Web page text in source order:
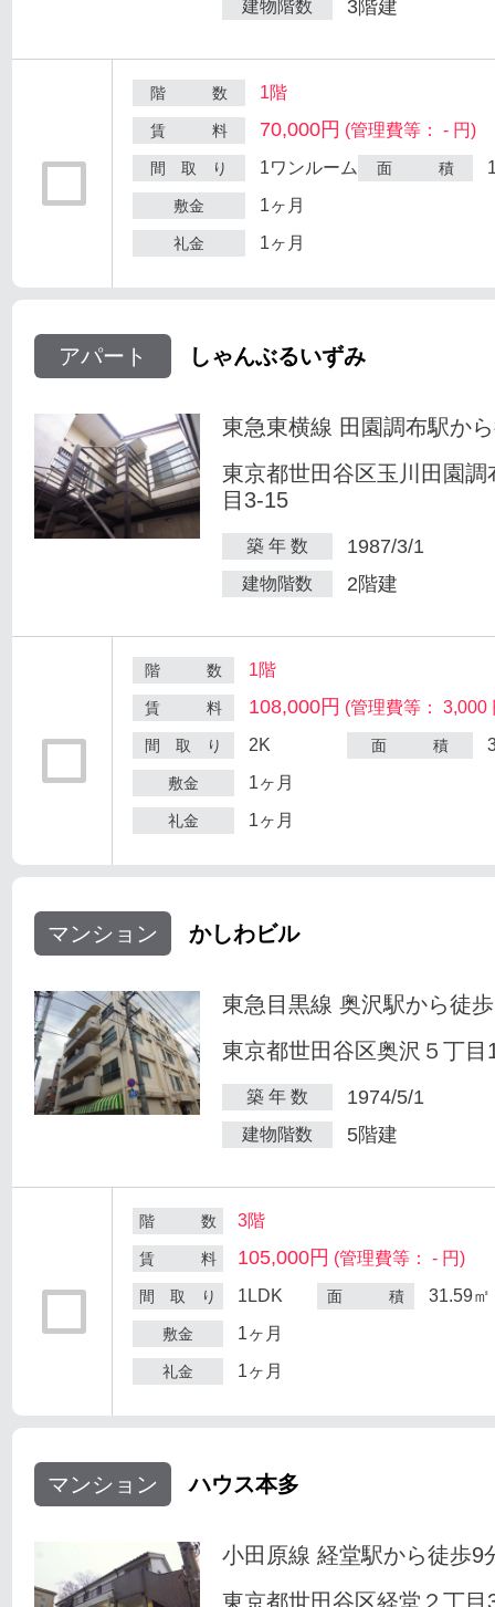
建物階数 3階建
階 数 1階
賃 料 70,000円 (管理費等： - 円)
間 取 り 1ワンルーム 面 積
敷金 1ヶ月
礼金 1ヶ月
アパート しゃんぶるいずみ
東急東横線 田園調布駅か
東京都世田谷区玉川田園調
目3-15
築 年 数 1987/3/1
建物階数 2階建
階 数 1階
賃 料 108,000円 (管理費等： 3,000
間 取 り 2K 面 積
敷金 1ヶ月
礼金 1ヶ月
マンション かしわビル
東急目黒線 奥沢駅から徒
東京都世田谷区奥沢５丁目
築 年 数 1974/5/1
建物階数 5階建
階 数 3階
賃 料 105,000円 (管理費等： - 円)
間 取 り 1LDK 面 積 31.59㎡
敷金 1ヶ月
礼金 1ヶ月
マンション ハウス本多
小田原線 経堂駅から徒歩9
東京都世田谷区経堂２丁目